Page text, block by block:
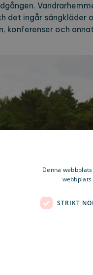
det ingår sängkläder
konferenser och
Denna
STRIKT